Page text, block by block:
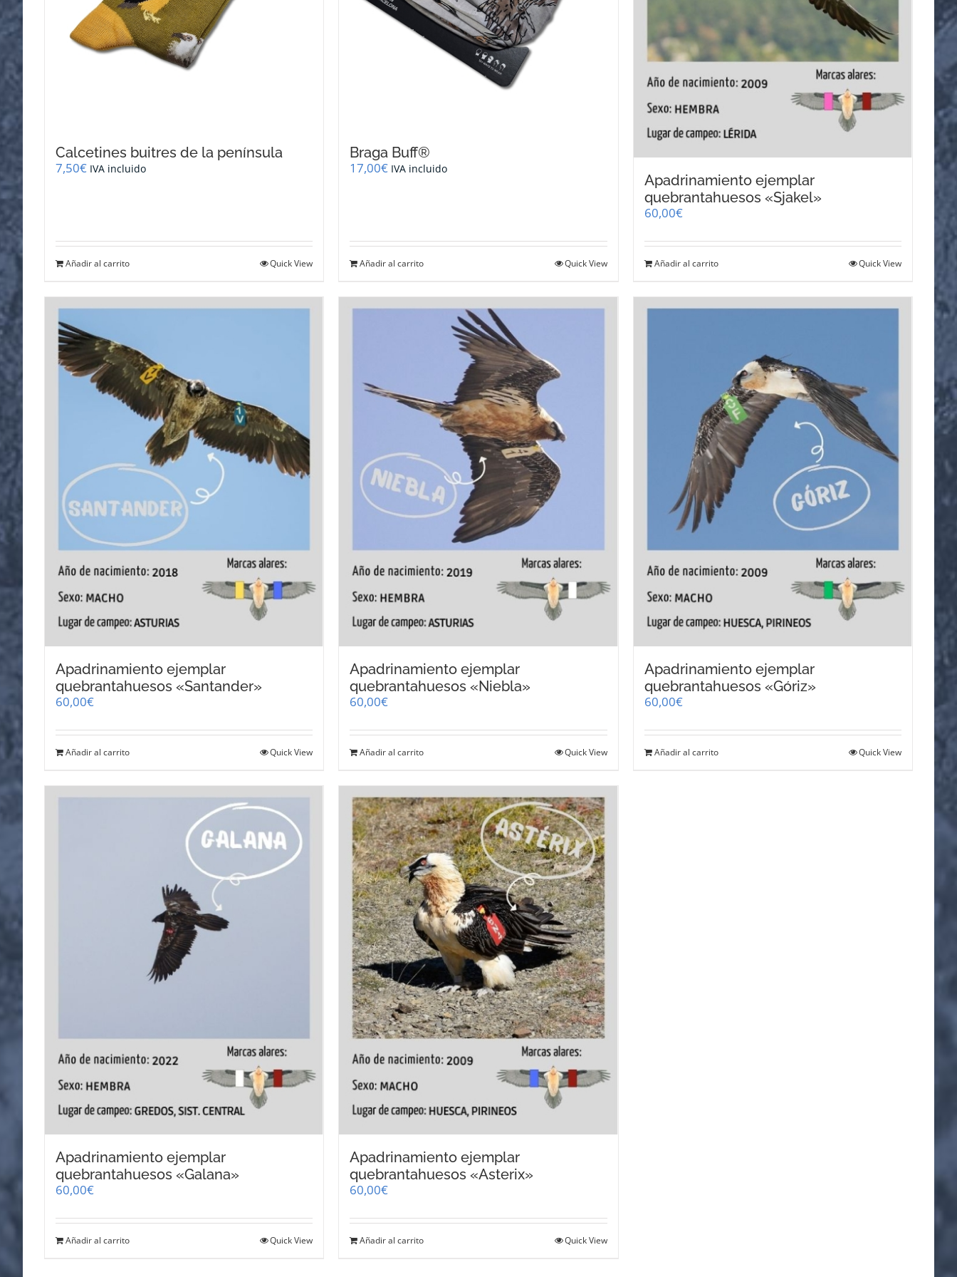
Calcetines buitres de la península
7,50€ IVA incluido
Añadir al carrito Quick View
Braga Buff®
17,00€ IVA incluido
Añadir al carrito Quick View
Apadrinamiento ejemplar
quebrantahuesos «Sjakel»
60,00€
Añadir al carrito Quick View
Apadrinamiento ejemplar
quebrantahuesos «Santander»
60,00€
Añadir al carrito Quick View
Apadrinamiento ejemplar
quebrantahuesos «Niebla»
60,00€
Añadir al carrito Quick View
Apadrinamiento ejemplar
quebrantahuesos «Góriz»
60,00€
Añadir al carrito Quick View
Apadrinamiento ejemplar
quebrantahuesos «Galana»
60,00€
Añadir al carrito Quick View
Apadrinamiento ejemplar
quebrantahuesos «Asterix»
60,00€
Añadir al carrito Quick View